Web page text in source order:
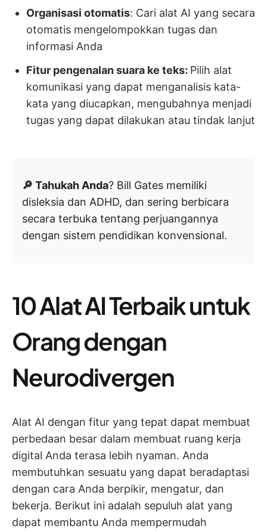
Organisasi otomatis: Cari alat AI yang secara
otomatis mengelompokkan tugas dan
informasi Anda
Fitur pengenalan suara ke teks: Pilih alat
komunikasi yang dapat menganalisis kata-
kata yang diucapkan, mengubahnya menjadi
tugas yang dapat dilakukan atau tindak lanjut
🔎 Tahukah Anda? Bill Gates memiliki
disleksia dan ADHD, dan sering berbicara
secara terbuka tentang perjuangannya
dengan sistem pendidikan konvensional.
10 Alat AI Terbaik untuk
Orang dengan
Neurodivergen
Alat AI dengan fitur yang tepat dapat membuat
perbedaan besar dalam membuat ruang kerja
digital Anda terasa lebih nyaman. Anda
membutuhkan sesuatu yang dapat beradaptasi
dengan cara Anda berpikir, mengatur, dan
bekerja. Berikut ini adalah sepuluh alat yang
dapat membantu Anda mempermudah